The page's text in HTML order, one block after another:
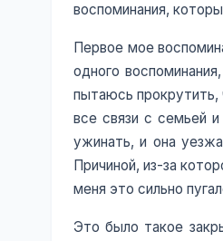
воспоминания,
Первое мое
одного
пытаюсь прокрутить,
все связи с семьей
ужинать, и она
Причиной, из-за
меня это сильно
Это было такое